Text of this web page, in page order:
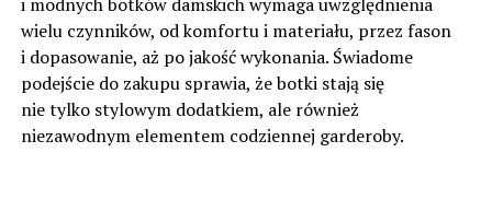
wielu czynników, od komfortu i materiału, przez fason
i dopasowanie, aż po jakość wykonania. Świadome
podejście do zakupu sprawia, że botki stają się
nie tylko stylowym dodatkiem, ale również
niezawodnym elementem codziennej garderoby.